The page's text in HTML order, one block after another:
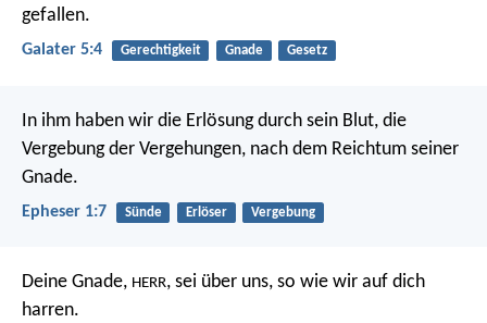
gefallen.
Galater 5:4 Gerechtigkeit Gnade Gesetz
In ihm haben wir die Erlösung durch sein Blut, die
Vergebung der Vergehungen, nach dem Reichtum seiner
Gnade.
Epheser 1:7 Sünde Erlöser Vergebung
Deine Gnade, HERR, sei über uns, so wie wir auf dich
harren.